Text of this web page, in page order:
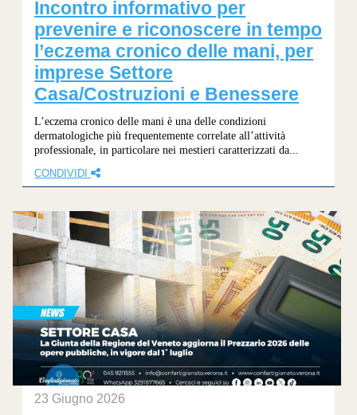
Incontro informativo per
prevenire e riconoscere in tempo
l’eczema cronico delle mani, per
imprese Settore
Casa/Costruzioni e Benessere
L’eczema cronico delle mani è una delle condizioni
dermatologiche più frequentemente correlate all’attività
professionale, in particolare nei mestieri caratterizzati da...
CONDIVIDI
23 Giugno 2026